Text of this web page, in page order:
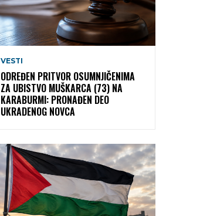
VESTI
ODREĐEN PRITVOR OSUMNJIČENIMA
ZA UBISTVO MUŠKARCA (73) NA
KARABURMI: PRONAĐEN DEO
UKRADENOG NOVCA